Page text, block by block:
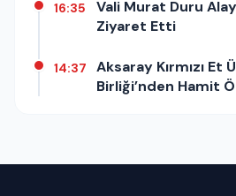
16:35
Vali Murat Duru
Ziyaret Etti
14:37
Aksaray Kırmızı Et
Birliği’nden Hamit